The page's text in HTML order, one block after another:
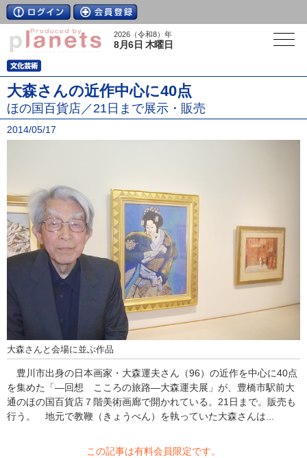
2026（令和8）年
8月6日 木曜日
大森さんの近作中心に40点
ほの国百貨店／21日まで展示・販売
2014/05/17
大森さんと会場に並ぶ作品
豊川市出身の日本画家・大森運夫さん（96）の近作を中心に40点
を集めた「―回想 こころの旅路―大森運夫展」が、豊橋市駅前大
通のほの国百貨店７階美術画廊で開かれている。21日まで。販売も
行う。 地元で教鞭（きょうべん）を執っていた大森さんは...
この記事は有料会員限定です。